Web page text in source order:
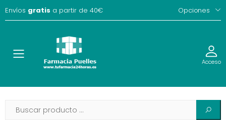
Envíos gratis a partir de 40€ Opciones
Toggle Acceso